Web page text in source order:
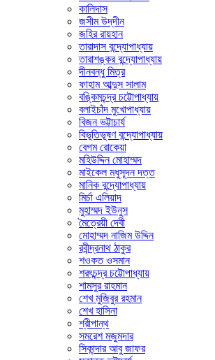
কালিদাস
জসীম উদ্‌দীন
জহির রায়হান
তারাদাস বন্দ্যোপাধ্যায়
তারাশঙ্কর বন্দ্যোপাধ্যায়
দীনবন্ধু মিত্র
ফাহাম আব্দুস সালাম
বঙ্কিমচন্দ্র চট্টোপাধ্যায়
বলাইচাঁদ মুখোপাধ্যায়
বিজন ভট্টাচার্য
বিভূতিভূষণ বন্দ্যোপাধ্যায়
বেগম রোকেয়া
মহিউদ্দিন মোহাম্মদ
মাইকেল মধুসূদন দত্ত
মানিক বন্দ্যোপাধ্যায়
মির্চা এলিয়াদ
মুহাম্মদ ইউনুস
মৈত্রেয়ী দেবী
মোহাম্মদ নাজিম উদ্দিন
রবীন্দ্রনাথ ঠাকুর
শওকত ওসমান
শরৎচন্দ্র চট্টোপাধ্যায়
শামসুর রাহমান
শেখ মুজিবুর রহমান
শেখ হাসিনা
শ্রীপান্থ
সমরেশ মজুমদার
সিকান্দার আবু জাফর